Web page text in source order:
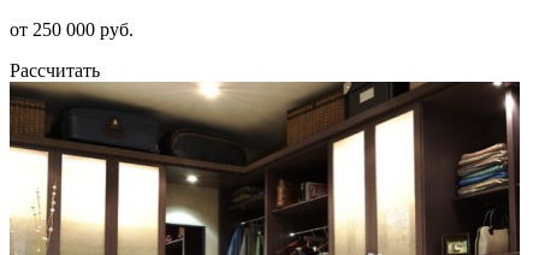
от 250 000 руб.
Рассчитать